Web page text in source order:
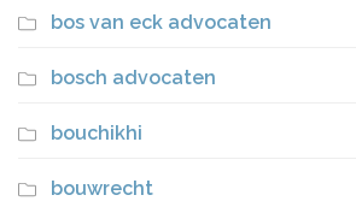
bos van eck advocaten
bosch advocaten
bouchikhi
bouwrecht